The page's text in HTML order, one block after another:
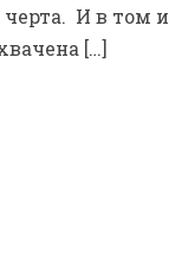
И в том и
[…]